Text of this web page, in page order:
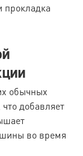
прокладка
обычных
добавляет
во время